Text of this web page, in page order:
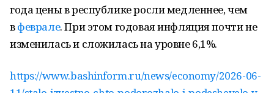
года цены в республике росли медленнее, чем
вфеврале. При этом годовая инфляция почти не
изменилась и сложилась на уровне 6,1%.
https://www.bashinform.ru/news/economy/2026-06-